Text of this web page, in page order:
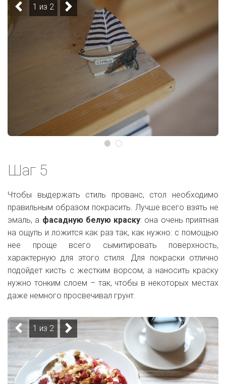
1 из 2
Шаг 5
Чтобы выдержать стиль прованс, стол необходимо
правильным образом покрасить. Лучше всего взять не
эмаль, а фасадную белую краску: она очень приятная
на ощупь и ложится как раз так, как нужно: с помощью
нее проще всего сымитировать поверхность,
характерную для этого стиля. Для покраски отлично
подойдет кисть с жестким ворсом, а наносить краску
нужно тонким слоем – так, чтобы в некоторых местах
даже немного просвечивал грунт.
1 из 2